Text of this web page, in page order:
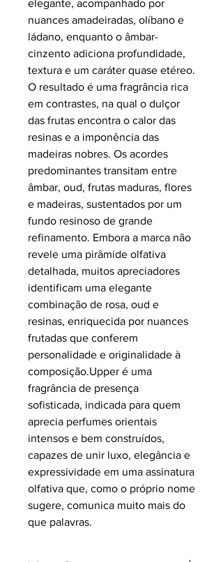
elegante, acompanhado por
nuances amadeiradas, olíbano e
ládano, enquanto o âmbar-
cinzento adiciona profundidade,
textura e um caráter quase etéreo.
O resultado é uma fragrância rica
em contrastes, na qual o dulçor
das frutas encontra o calor das
resinas e a imponência das
madeiras nobres. Os acordes
predominantes transitam entre
âmbar, oud, frutas maduras, flores
e madeiras, sustentados por um
fundo resinoso de grande
refinamento. Embora a marca não
revele uma pirâmide olfativa
detalhada, muitos apreciadores
identificam uma elegante
combinação de rosa, oud e
resinas, enriquecida por nuances
frutadas que conferem
personalidade e originalidade à
composição.Upper é uma
fragrância de presença
sofisticada, indicada para quem
aprecia perfumes orientais
intensos e bem construídos,
capazes de unir luxo, elegância e
expressividade em uma assinatura
olfativa que, como o próprio nome
sugere, comunica muito mais do
que palavras.